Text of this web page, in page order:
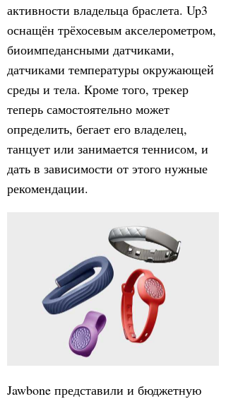
активности владельца браслета. Up3
оснащён трёхосевым акселерометром,
биоимпедансными датчиками,
датчиками температуры окружающей
среды и тела. Кроме того, трекер
теперь самостоятельно может
определить, бегает его владелец,
танцует или занимается теннисом, и
дать в зависимости от этого нужные
рекомендации.
Jawbone представили и бюджетную